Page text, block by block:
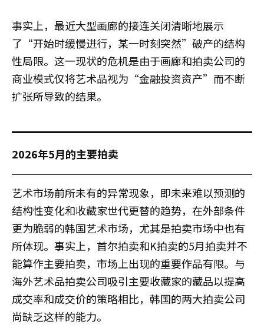
事实上，最近大型画廊的接连关闭清晰地展示
了“开始时缓慢进行，某一时刻突然”破产的结构
性局限。这一现状的危机是由于画廊和拍卖公司的
商业模式仅将艺术品视为“金融投资资产”而不断
扩张所导致的结果。
2026年5月的主要拍卖
艺术市场前所未有的异常现象，即未来难以预测的
结构性变化和收藏家世代更替的趋势，在外部条件
更为脆弱的韩国艺术市场，尤其是拍卖市场中也有
所体现。事实上，首尔拍卖和K拍卖的5月拍卖并不
能算作主要拍卖，市场上出现的重要作品有限。与
海外艺术品拍卖公司吸引主要收藏家的藏品以提高
成交率和成交价的策略相比，韩国的两大拍卖公司
尚缺乏这样的能力。